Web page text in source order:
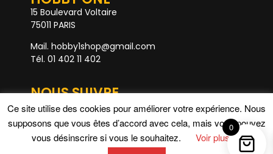
Rupture de stock
15 Boulevard Voltaire
75011 PARIS
Mail. hobby1shop@gmail.com
Tél. 01 402 11 402
NOUS SUIVRE
Ce site utilise des cookies pour améliorer votre expérience. Nous
supposons que vous êtes d’accord avec cela, mais vous pouvez
vous désinscrire si vous le souhaitez.
Voir plus
0